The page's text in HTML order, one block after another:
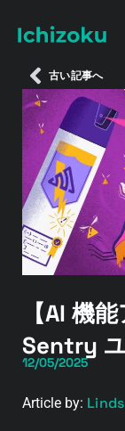
古い記事へ
【AI 機
Sentry
12/05/2025
Article by: